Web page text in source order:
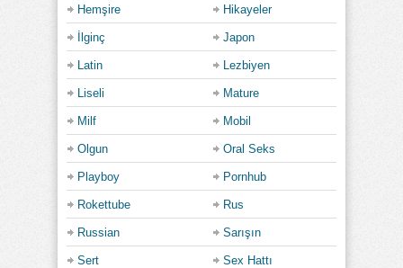
Hemşire Hikayeler
İlginç Japon
Latin Lezbiyen
Liseli Mature
Milf Mobil
Olgun Oral Seks
Playboy Pornhub
Rokettube Rus
Russian Sarışın
Sert Sex Hattı